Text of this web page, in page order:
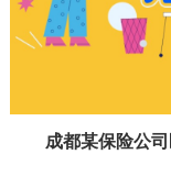
成都某保险公司